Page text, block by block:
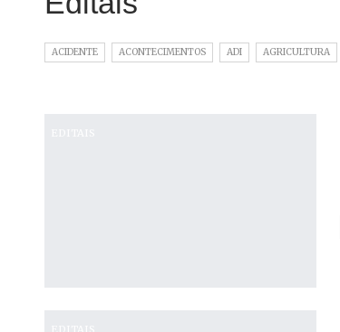
ACIDENTE ACONTECIMENTOS ADI AGRICULTURA